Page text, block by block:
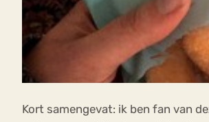
Kort samengevat: ik ben fan van